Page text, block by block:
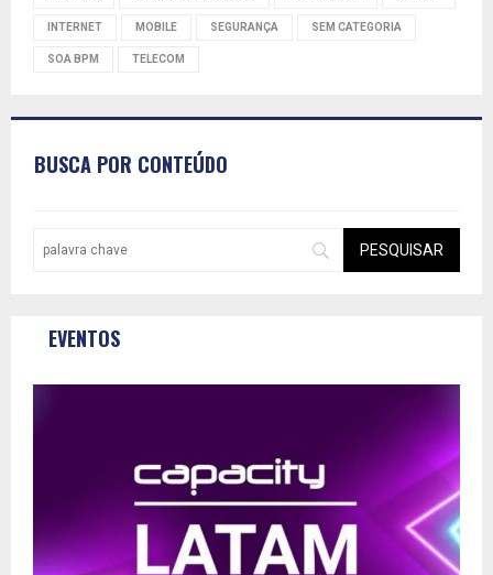
INTERNET MOBILE SEGURANÇA SEM CATEGORIA
SOA BPM TELECOM
BUSCA POR CONTEÚDO
EVENTOS